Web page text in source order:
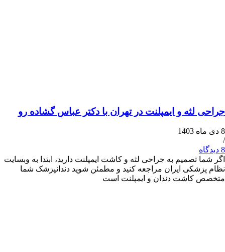
و ایمپلنت در تهران با دکتر عباس گشاده رو
تصمیم به جراحی لثه و کاشت ایمپلنت دارید، ابتدا به وبسایت
ایران مراجعه کنید و مطمئن شوید دندانپزشک شما
دندان و ایمپلنت است